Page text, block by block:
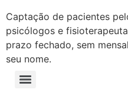
Captação de pacientes
psicólogos e
prazo fechado, sem
seu nome.